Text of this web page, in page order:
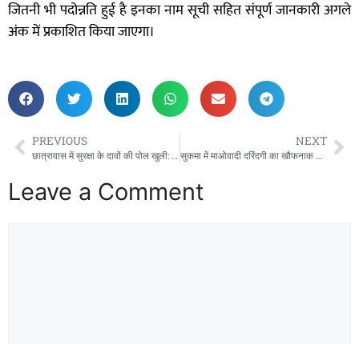
जितनी भी पदोन्नति हुई है इनका नाम सूची सहित संपूर्ण जानकारी अगले
अंक में प्रकाशित किया जाएगा।
PREVIOUS
छात्रावास में सुरक्षा के दावों की पोल खुली: अधीक्षक की लापरवाही से मासूम की मौत ने हिलाया जरहाडीह”!
NEXT
सुकमा में माओवादी दरिंदगी का खौफनाक तांडव- पति की जान मत लो, छोड़ दो उसे.. पूरे गांव के सामने दो ग्रामीणों की निर्मम हत्या!
Leave a Comment